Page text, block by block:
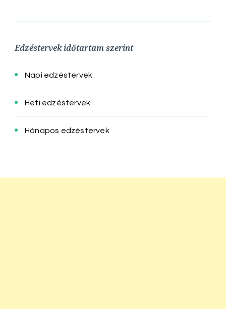
Edzéstervek időtartam szerint
Napi edzéstervek
Heti edzéstervek
Hónapos edzéstervek